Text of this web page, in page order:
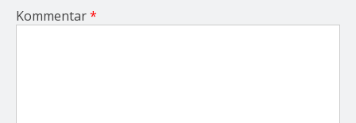
Kommentar*